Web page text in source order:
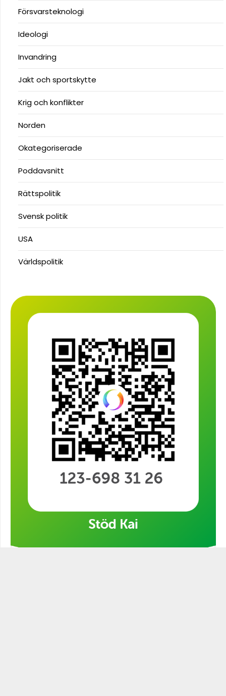
Försvarsteknologi
Ideologi
Invandring
Jakt och sportskytte
Krig och konflikter
Norden
Okategoriserade
Poddavsnitt
Rättspolitik
Svensk politik
USA
Världspolitik